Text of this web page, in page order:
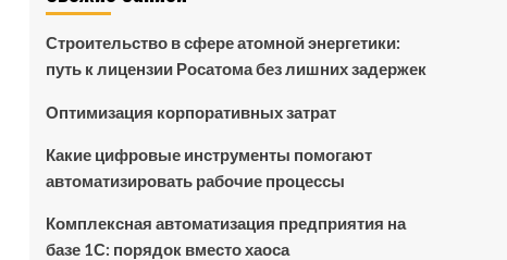
Строительство в сфере атомной энергетики:
путь к лицензии Росатома без лишних задержек
Оптимизация корпоративных затрат
Какие цифровые инструменты помогают
автоматизировать рабочие процессы
Комплексная автоматизация предприятия на
базе 1С: порядок вместо хаоса